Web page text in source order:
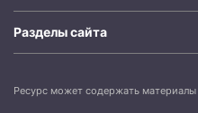
Разделы сайта
Ресурс может содержать материалы